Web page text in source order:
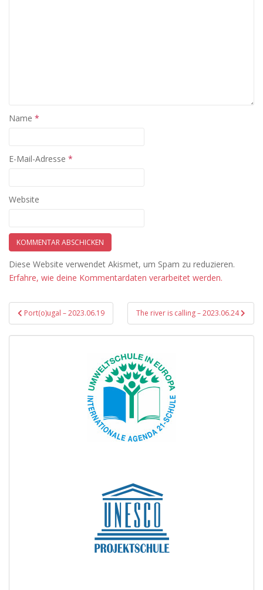
Name *
E-Mail-Adresse *
Website
Diese Website verwendet Akismet, um Spam zu reduzieren.
Erfahre, wie deine Kommentardaten verarbeitet werden.
Beitragsnavigation
Port(o)ugal – 2023.06.19 The river is calling – 2023.06.24